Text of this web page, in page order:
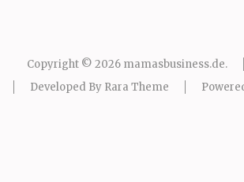
Copyright © 2026 mamasbusiness.de.
Developed By Rara Theme